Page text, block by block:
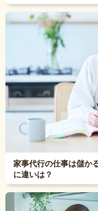
家事代行の仕事は儲か
に違いは？